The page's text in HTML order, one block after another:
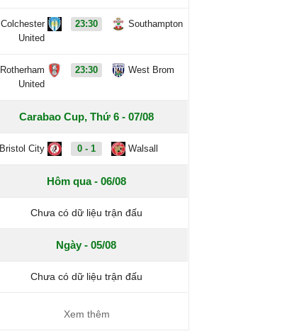
Colchester
United
23:30 Southampton
Rotherham
United
23:30 West Brom
Carabao Cup, Thứ 6 - 07/08
Bristol City 0 - 1 Walsall
Hôm qua - 06/08
Chưa có dữ liệu trận đấu
Ngày - 05/08
Chưa có dữ liệu trận đấu
Xem thêm